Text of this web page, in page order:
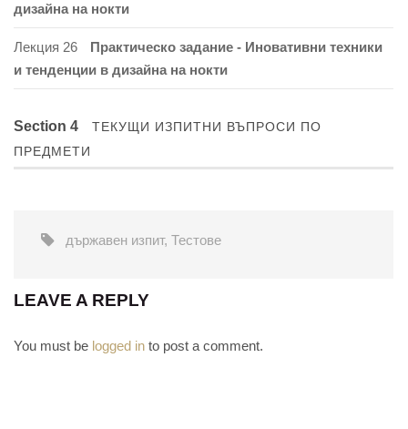
дизайна на нокти
Лекция 26
Практическо задание - Иновативни техники
и тенденции в дизайна на нокти
Section 4
ТЕКУЩИ ИЗПИТНИ ВЪПРОСИ ПО
ПРЕДМЕТИ
държавен изпит, Тестове
LEAVE A REPLY
You must be logged in to post a comment.